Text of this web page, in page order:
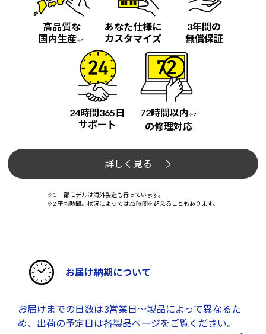
高品質な
国内生産※1
あなた仕様に
カスタマイズ
3年間の
無償保証
24時間365日
サポート
72時間以内 ※2
の修理対応
詳しく見る
※1 一部モデルは海外製造も行っています。
※2 平均時間。状況によっては72時間を超えることもあります。
お届け納期について
お届けまでの日数は3営業日～製品によって異なるた
め、出荷の予定日は各製品ページをご覧ください。